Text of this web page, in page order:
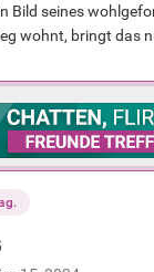
Bild seines
wohnt, bringt das